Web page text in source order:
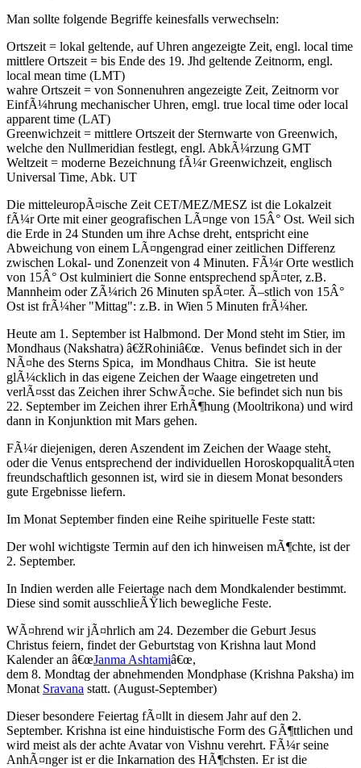
Man sollte folgende Begriffe keinesfalls verwechseln:
Ortszeit = lokal geltende, auf Uhren angezeigte Zeit, engl. local time
mittlere Ortszeit = bis Ende des 19. Jhd geltende Zeitnorm, engl.
local mean time (LMT)
wahre Ortszeit = von Sonnenuhren angezeigte Zeit, Zeitnorm vor
EinfÃ¼hrung mechanischer Uhren, emgl. true local time oder local
apparent time (LAT)
Greenwichzeit = mittlere Ortszeit der Sternwarte von Greenwich,
welche den Nullmeridian festlegt, engl. AbkÃ¼rzung GMT
Weltzeit = moderne Bezeichnung fÃ¼r Greenwichzeit, englisch
Universal Time, Abk. UT
Die mitteleuropÃ¤ische Zeit CET/MEZ/MESZ ist die Lokalzeit
fÃ¼r Orte mit einer geografischen LÃ¤nge von 15Â° Ost. Weil sich
die Erde in 24 Stunden um ihre Achse dreht, entspricht eine
Abweichung von einem LÃ¤ngengrad einer zeitlichen Differenz
zwischen Lokal- und Zonenzeit von 4 Minuten. FÃ¼r Orte westlich
von 15Â° Ost kulminiert die Sonne entsprechend spÃ¤ter, z.B.
Mannheim oder ZÃ¼rich 26 Minuten spÃ¤ter. Ã–stlich von 15Â°
Ost ist frÃ¼her "Mittag": z.B. in Wien 5 Minuten frÃ¼her.
Heute am 1. September ist Halbmond. Der Mond steht im Stier, im
Mondhaus (Nakshatra) â€žRohiniâ€œ. Venus befindet sich in der
NÃ¤he des Sterns Spica, im Mondhaus Chitra. Sie ist heute
glÃ¼cklich in das eigene Zeichen der Waage eingetreten und
verlÃ¤sst das Zeichen ihrer SchwÃ¤che. Sie befindet sich nun bis
22. September im Zeichen ihrer ErhÃ¶hung (Mooltrikona) und wird
dann in Konjunktion mit Mars gehen.
FÃ¼r diejenigen, deren Aszendent im Zeichen der Waage steht,
oder die Venus entsprechend der individuellen HoroskopqualitÃ¤ten
freundschaftlich gesonnen ist, wird sie in diesem Monat besonders
gute Ergebnisse liefern.
Im Monat September finden eine Reihe spirituelle Feste statt:
Der wohl wichtigste Termin auf den ich hinweisen mÃ¶chte, ist der
2. September.
In Indien werden alle Feiertage nach dem Mondkalender bestimmt.
Diese sind somit ausschlieÃŸlich bewegliche Feste.
WÃ¤hrend wir jÃ¤hrlich am 24. Dezember die Geburt Jesus
Christus feiern, findet der Geburtstag von Krishna laut Mond
Kalender an â€œJanma Ashtamiâ€œ,
dem 8. Mondtag der abnehmenden Mondphase (Krishna Paksha) im
Monat Sravana statt. (August-September)
Dieser besondere Feiertag fÃ¤llt in diesem Jahr auf den 2.
September. Krishna ist eine hinduistische Form des GÃ¶ttlichen und
wird meist als der achte Avatar von Vishnu verehrt. FÃ¼r seine
AnhÃ¤nger ist er die Inkarnation des HÃ¶chsten. Er ist die